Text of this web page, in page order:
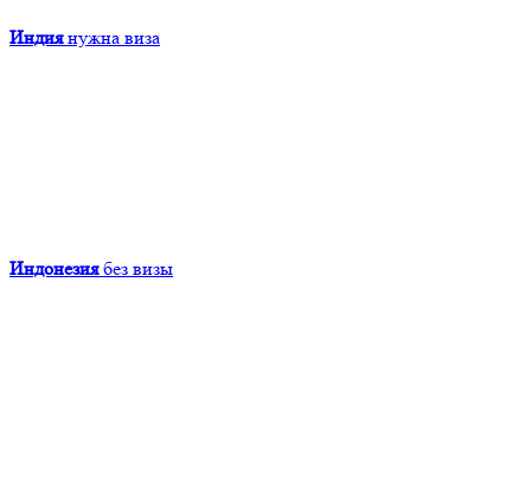
Индия нужна виза
Индонезия без визы